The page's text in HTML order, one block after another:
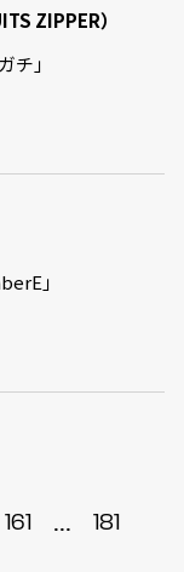
ZIPPER）
チ」
」
161 ... 181